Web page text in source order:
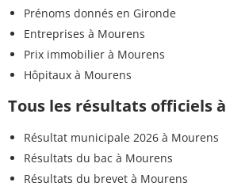
Prénoms donnés en Gironde
Entreprises à Mourens
Prix immobilier à Mourens
Hôpitaux à Mourens
Tous les résultats officiels
Résultat municipale 2026 à Mourens
Résultats du bac à Mourens
Résultats du brevet à Mourens